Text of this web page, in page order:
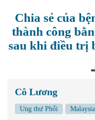
Chia sẻ của
thành công
sau khi điều trị
Cô Lương
Ung thư Phổi Malaysia